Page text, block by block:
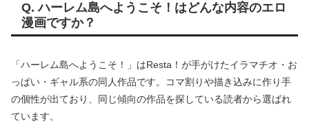
Q. ハーレム島へようこそ！はどんな内容のエロ
漫画ですか？
「ハーレム島へようこそ！」はResta！が手がけたイラマチオ・お
っぱい・ギャル系の同人作品です。コマ割りや描き込みに作り手
の個性が出ており、同じ傾向の作品を探している読者から選ばれ
ています。